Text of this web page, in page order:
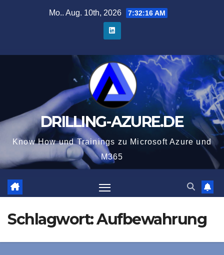
Mo.. Aug. 10th, 2026 7:32:17 AM
DRILLING-AZURE.DE
Know How und Trainings zu Microsoft Azure und
M365
Schlagwort:Aufbewahrung